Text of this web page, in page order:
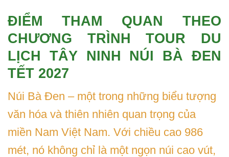
ĐIỂM THAM QUAN THEO
CHƯƠNG TRÌNH TOUR DU
LỊCH TÂY NINH NÚI BÀ ĐEN
TẾT 2027
Núi Bà Đen – một trong những biểu tượng
văn hóa và thiên nhiên quan trọng của
miền Nam Việt Nam. Với chiều cao 986
mét, nó không chỉ là một ngọn núi cao vút,